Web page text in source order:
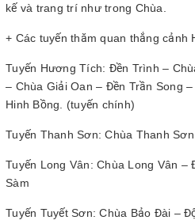
kế và trang trí như trong Chùa.
+ Các tuyến thăm quan thắng cảnh
Tuyến Hương Tích: Đền Trình –
– Chùa Giải Oan – Đền Trần Song
Hinh Bồng. (tuyến chính)
Tuyến Thanh Sơn: Chùa Thanh
Tuyến Long Vân: Chùa Long Vân –
Sàm
Tuyến Tuyết Sơn: Chùa Bảo Đài –